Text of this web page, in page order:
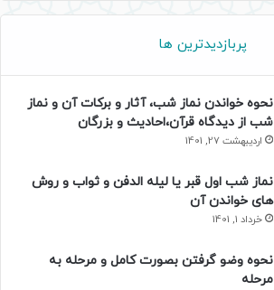
پربازدیدترین ها
نحوه خواندن نماز شب، آثار و برکات آن و نماز
شب از دیدگاه قرآن،احادیث و بزرگان
اردیبهشت 27, 1401
نماز شب اول قبر یا لیله الدفن و ثواب و روش
های خواندن آن
خرداد 1, 1401
نحوه وضو گرفتن بصورت کامل و مرحله به
مرحله